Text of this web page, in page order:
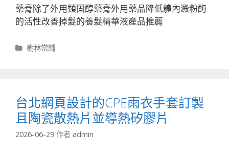
藥膏除了外用類固醇藥膏外用藥品降低體內澱粉酶
的活性改善掉髮的養髮精華液產品推薦
分
樹林當舖
台北網頁設計的CPE雨衣手套訂製
且陶瓷散熱片並導熱矽膠片
2026-06-29 作者 admin